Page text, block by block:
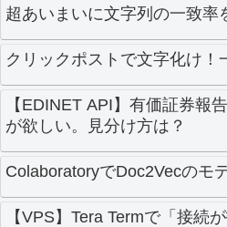
超あいまいに文字列の一致率
クリックポストで文字化け！
【EDINET API】有価証券報
が欲しい。見分け方は？
ColaboratoryでDoc2Vecのモ
【VPS】Tera Termで「接続